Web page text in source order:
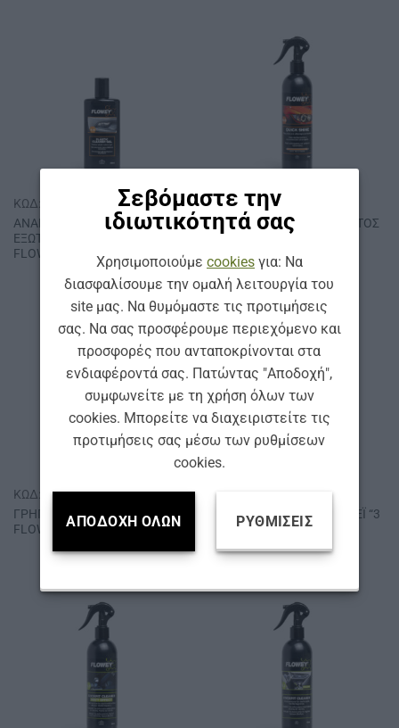
Σεβόμαστε την
ιδιωτικότητά σας
Χρησιμοποιούμε cookiesγια: Να
διασφαλίσουμε την ομαλή λειτουργία του
site μας. Να θυμόμαστε τις προτιμήσεις
σας. Να σας προσφέρουμε περιεχόμενο και
προσφορές που ανταποκρίνονται στα
ενδιαφέροντά σας. Πατώντας "Αποδοχή",
συμφωνείτε με τη χρήση όλων των
cookies. Μπορείτε να διαχειριστείτε τις
προτιμήσεις σας μέσω των ρυθμίσεων
cookies.
ΑΠΟΔΟΧΉ ΌΛΩΝ ΡΥΘΜΊΣΕΙΣ
ΚΩΔ: 4.4
ΑΝΑΝΕΩΤΙΚΟ GΕL
ΕΞΩΤΕΡΙΚΩΝ ΠΛΑΣΤΙΚΩΝ
FLOWEY 250 ml
ΚΩΔ: 4.5
ΓΡΗΓΟΡΟ ΚΕΡΙ ΓΥΑΛΙΣΜΑΤΟΣ
FLOWEY 400 ml
ΚΩΔ: 4.6
ΓΡΗΓΟΡΟ ΚΕΡΑΜΙΚΟ ΣΠΡΕΪ
FLOWEY 500 ml
ΚΩΔ: 4.7
ΥΒΡΙΔΙΚΟ ΚΕΡΑΜΙΚΟ ΣΠΡΕΪ “3
ΣΕ 1” FLOWEY 500 ml